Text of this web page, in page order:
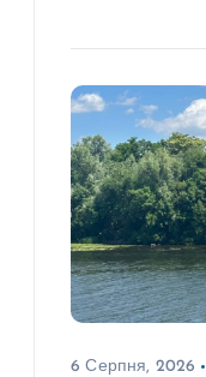
6 Серпня, 2026